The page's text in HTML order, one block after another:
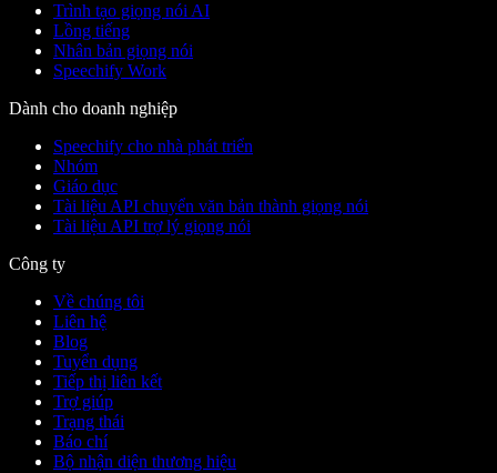
Trình tạo giọng nói AI
Lồng tiếng
Nhân bản giọng nói
Speechify Work
Dành cho doanh nghiệp
Speechify cho nhà phát triển
Nhóm
Giáo dục
Tài liệu API chuyển văn bản thành giọng nói
Tài liệu API trợ lý giọng nói
Công ty
Về chúng tôi
Liên hệ
Blog
Tuyển dụng
Tiếp thị liên kết
Trợ giúp
Trạng thái
Báo chí
Bộ nhận diện thương hiệu